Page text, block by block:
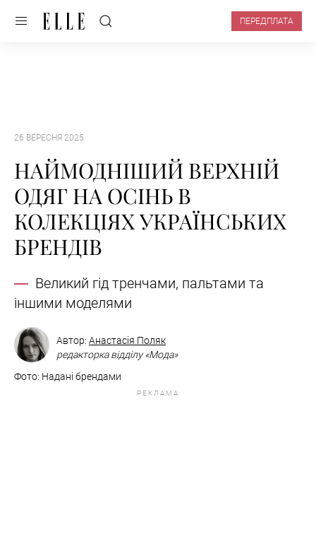
ПЕРЕДПЛАТА
26 ВЕРЕСНЯ 2025
НАЙМОДНІШИЙ ВЕРХНІЙ
ОДЯГ НА ОСІНЬ В
КОЛЕКЦІЯХ УКРАЇНСЬКИХ
БРЕНДІВ
Великий гід тренчами, пальтами та
іншими моделями
Автор: Анастасія Поляк
редакторка відділу «Мода»
Фото: Надані брендами
РЕКЛАМА